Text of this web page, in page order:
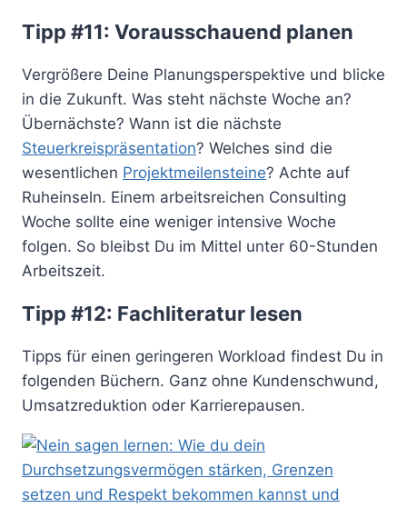
Tipp #11: Vorausschauend planen
Vergrößere Deine Planungsperspektive und blicke
in die Zukunft. Was steht nächste Woche an?
Übernächste? Wann ist die nächste
Steuerkreispräsentation? Welches sind die
wesentlichen Projektmeilensteine? Achte auf
Ruheinseln. Einem arbeitsreichen Consulting
Woche sollte eine weniger intensive Woche
folgen. So bleibst Du im Mittel unter 60-Stunden
Arbeitszeit.
Tipp #12: Fachliteratur lesen
Tipps für einen geringeren Workload findest Du in
folgenden Büchern. Ganz ohne Kundenschwund,
Umsatzreduktion oder Karrierepausen.